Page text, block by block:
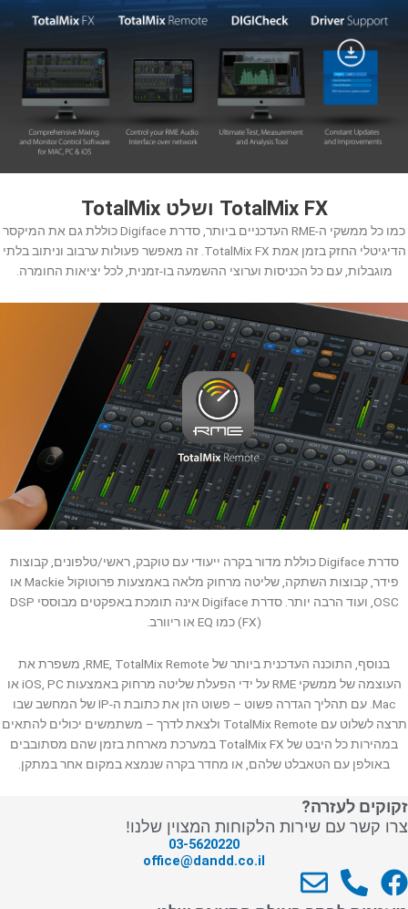
TotalMix FX ושלט TotalMix
כמו כל ממשקי ה-RME העדכניים ביותר, סדרת Digiface כוללת גם את המיקסר
הדיגיטלי החזק בזמן אמת TotalMix FX. זה מאפשר פעולות ערבוב וניתוב בלתי
מוגבלות, עם כל הכניסות וערוצי ההשמעה בו-זמנית, לכל יציאות החומרה.
סדרת Digiface כוללת מדור בקרה ייעודי עם טוקבק, ראשי/טלפונים, קבוצות
פידר, קבוצות השתקה, שליטה מרחוק מלאה באמצעות פרוטוקול Mackie או
OSC, ועוד הרבה יותר. סדרת Digiface אינה תומכת באפקטים מבוססי DSP
(FX) כמו EQ או ריוורב.
בנוסף, התוכנה העדכנית ביותר של RME, TotalMix Remote, משפרת את
העוצמה של ממשקי RME על ידי הפעלת שליטה מרחוק באמצעות iOS, PC או
Mac. עם תהליך הגדרה פשוט – פשוט הזן את כתובת ה-IP של המחשב שבו
תרצה לשלוט עם TotalMix Remote ולצאת לדרך – משתמשים יכולים להתאים
במהירות כל היבט של TotalMix FX במערכת מארחת בזמן שהם מסתובבים
באולפן עם הטאבלט שלהם, או מחדר בקרה שנמצא במקום אחר במתקן.
זקוקים לעזרה?
צרו קשר עם שירות הלקוחות המצוין שלנו!
03-5620220
office@dandd.co.il
F
P
E